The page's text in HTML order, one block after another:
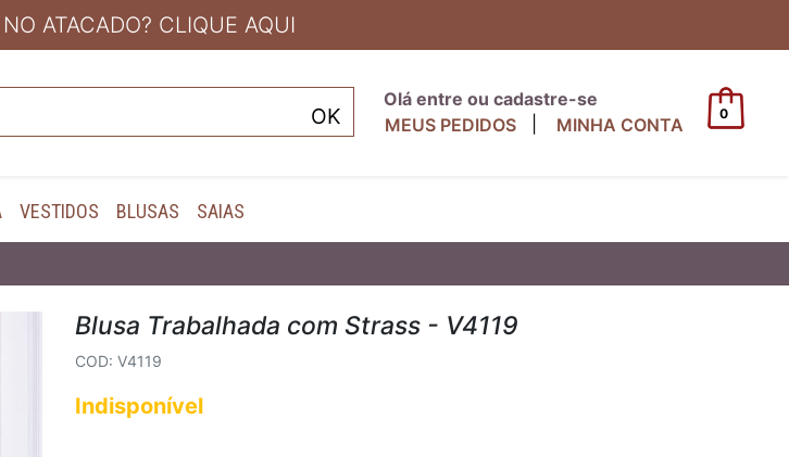
ATACADO? CLIQUE AQUI
Olá entre ou cadastre-se
MEUS PEDIDOS
MINHA CONTA
0
VESTIDOS BLUSAS SAIAS
Blusa Trabalhada com Strass - V4119
COD: V4119
Indisponível